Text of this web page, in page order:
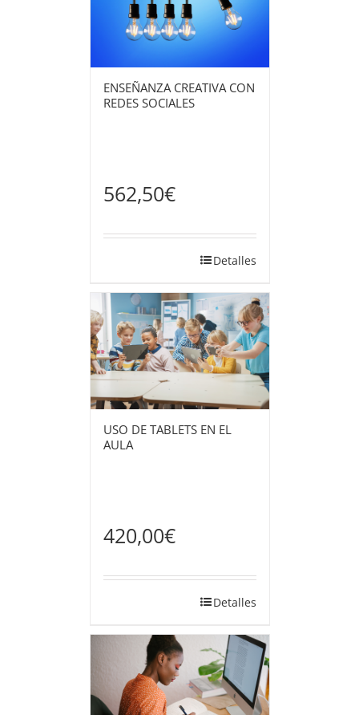
ENSEÑANZA CREATIVA CON
REDES SOCIALES
562,50€
Detalles
USO DE TABLETS EN EL
AULA
420,00€
Detalles